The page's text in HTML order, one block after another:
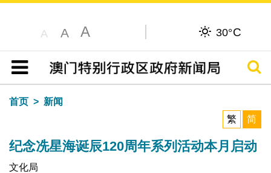
A A A 30°C
目录
搜寻
首页
新闻
繁
简
纪念冼星海诞辰120周年系列活动本月启动
文化局